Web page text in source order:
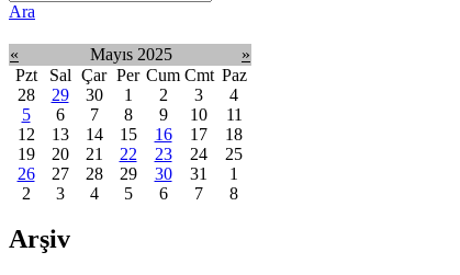
Ara
« Mayıs 2025
»
Pzt
Sal Çar Per Cum Cmt Paz
28
29 30 1 2 3
4
5
6 7 8 9 10
11
12
13 14 15 16 17
18
19
20 21 22 23 24
25
26
27 28 29 30 31
1
2
3 4 5 6 7 8
Arşiv